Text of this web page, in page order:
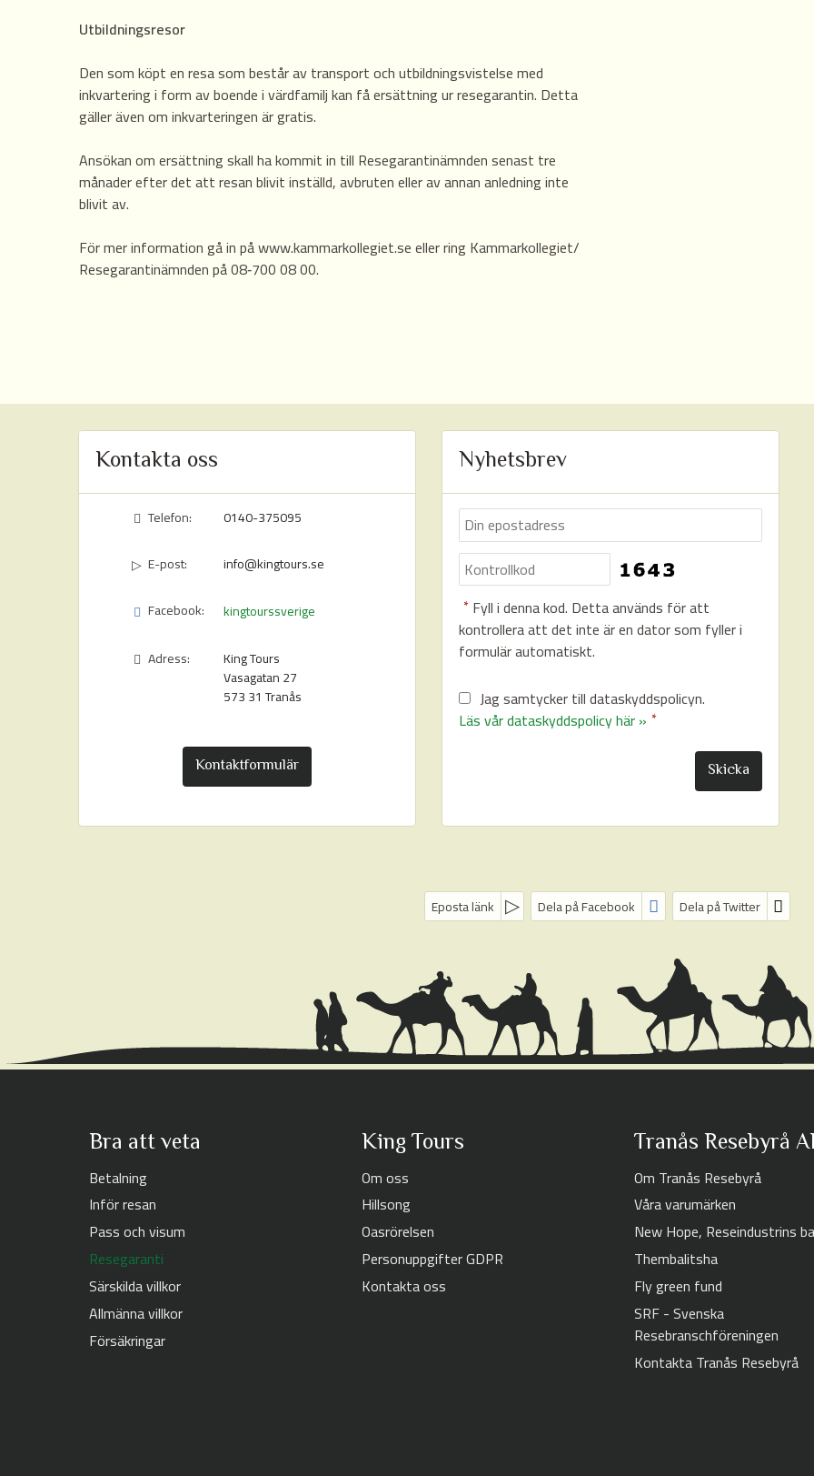
Utbildningsresor
Den som köpt en resa som består av transport och utbildningsvistelse med
inkvartering i form av boende i värdfamilj kan få ersättning ur resegarantin. Detta
gäller även om inkvarteringen är gratis.
Ansökan om ersättning skall ha kommit in till Resegarantinämnden senast tre
månader efter det att resan blivit inställd, avbruten eller av annan anledning inte
blivit av.
För mer information gå in på www.kammarkollegiet.se eller ring Kammarkollegiet/
Resegarantinämnden på 08‑700 08 00.
Kontakta oss
Telefon:
0140-375095
E-post:
info@kingtours.se
Facebook:
kingtourssverige
Adress:
King Tours
Vasagatan 27
573 31 Tranås
Kontaktformulär
Nyhetsbrev
* Fyll i denna kod. Detta används för att
kontrollera att det inte är en dator som fyller i
formulär automatiskt.
Jag samtycker till dataskyddspolicyn.
Läs vår dataskyddspolicy här » *
Eposta länk Dela på Facebook Dela på Twitter
Bra att veta
Betalning
Inför resan
Pass och visum
Resegaranti
Särskilda villkor
Allmänna villkor
Försäkringar
King Tours
Om oss
Hillsong
Oasrörelsen
Personuppgifter GDPR
Kontakta oss
Tranås Resebyrå
Om Tranås Resebyrå
Våra varumärken
New Hope, Reseindustrins
Thembalitsha
Fly green fund
SRF - Svenska
Resebranschföreningen
Kontakta Tranås Resebyrå